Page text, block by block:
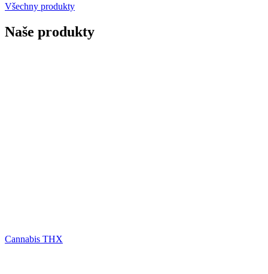
Všechny produkty
Naše produkty
Cannabis THX